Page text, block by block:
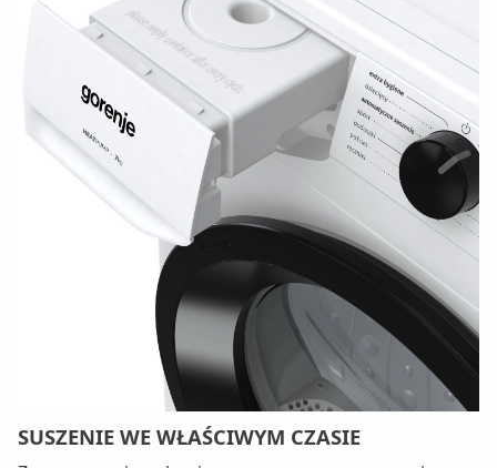
SUSZENIE WE WŁAŚCIWYM CZASIE